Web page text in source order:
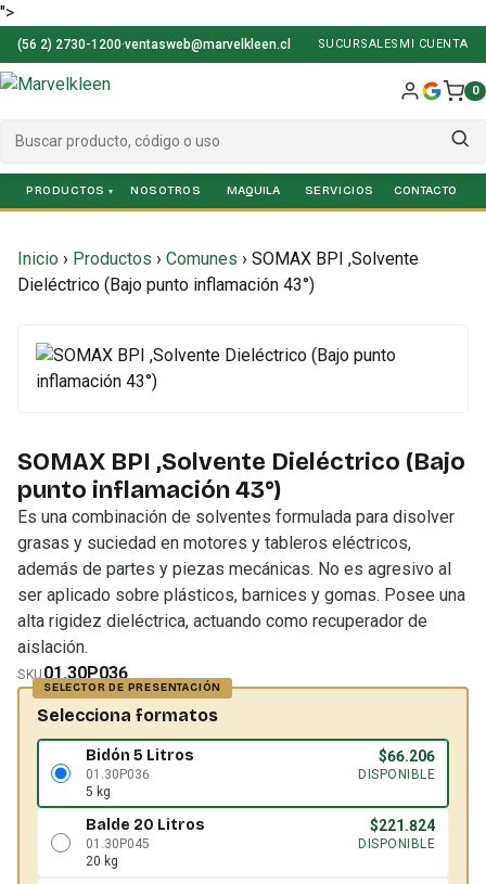
">
(56 2) 2730-1200·ventasweb@marvelkleen.cl SUCURSALES MI CUENTA
0
PRODUCTOS NOSOTROS SERVICIOS
Inicio › Productos › Comunes › SOMAX BPI ,Solvente
Dieléctrico (Bajo punto inflamación 43°)
SOMAX BPI ,Solvente Dieléctrico (Bajo
punto inflamación 43°)
Es una combinación de solventes formulada para disolver
grasas y suciedad en motores y tableros eléctricos,
además de partes y piezas mecánicas. No es agresivo al
ser aplicado sobre plásticos, barnices y gomas. Posee una
alta rigidez dieléctrica, actuando como recuperador de
aislación.
SKU01.30P036
Selecciona formatos
Bidón 5 Litros
01.30P036
5 kg
$66.206
DISPONIBLE
Balde 20 Litros
01.30P045
20 kg
$221.824
DISPONIBLE